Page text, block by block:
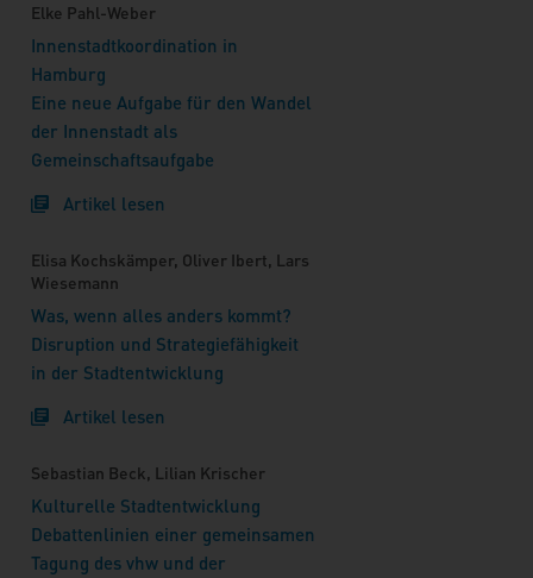
Elke Pahl-Weber
Innenstadtkoordination in
Hamburg
Eine neue Aufgabe für den Wandel
der Innenstadt als
Gemeinschaftsaufgabe
Artikel lesen
Elisa Kochskämper, Oliver Ibert, Lars
Wiesemann
Was, wenn alles anders kommt?
Disruption und Strategiefähigkeit
in der Stadtentwicklung
Artikel lesen
Sebastian Beck, Lilian Krischer
Kulturelle Stadtentwicklung
Debattenlinien einer gemeinsamen
Tagung des vhw und der